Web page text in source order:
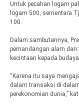
Untuk pecahan logam
logam 500, sementara
100.
Dalam sambutannya,
pemandangan alam dan
kecintaan kepada
“Karena itu saya
dalam transaksi di
perekonomian dunia,”